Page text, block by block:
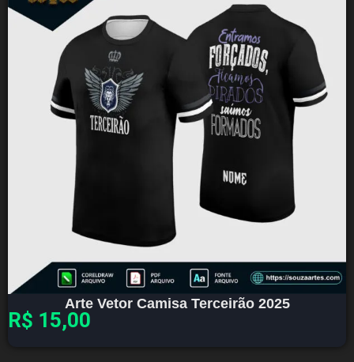
Arte Vetor Camisa Terceirão 2025
R$ 15,00